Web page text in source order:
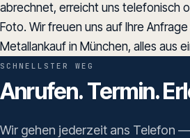
abrechnet, erreicht uns telefonisch
Foto. Wir freuen uns auf Ihre
Metallankauf in München, alles aus
SCHNELLSTER WEG
Anrufen. Termin.
Wir gehen jederzeit ans Telefon